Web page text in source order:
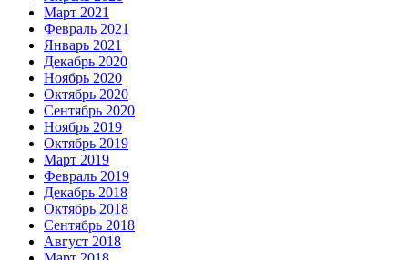
Март 2021
Февраль 2021
Январь 2021
Декабрь 2020
Ноябрь 2020
Октябрь 2020
Сентябрь 2020
Ноябрь 2019
Октябрь 2019
Март 2019
Февраль 2019
Декабрь 2018
Октябрь 2018
Сентябрь 2018
Август 2018